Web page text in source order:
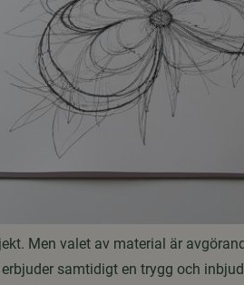
Men valet av material är
samtidigt en trygg och